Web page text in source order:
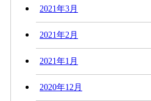
2021年3月
2021年2月
2021年1月
2020年12月